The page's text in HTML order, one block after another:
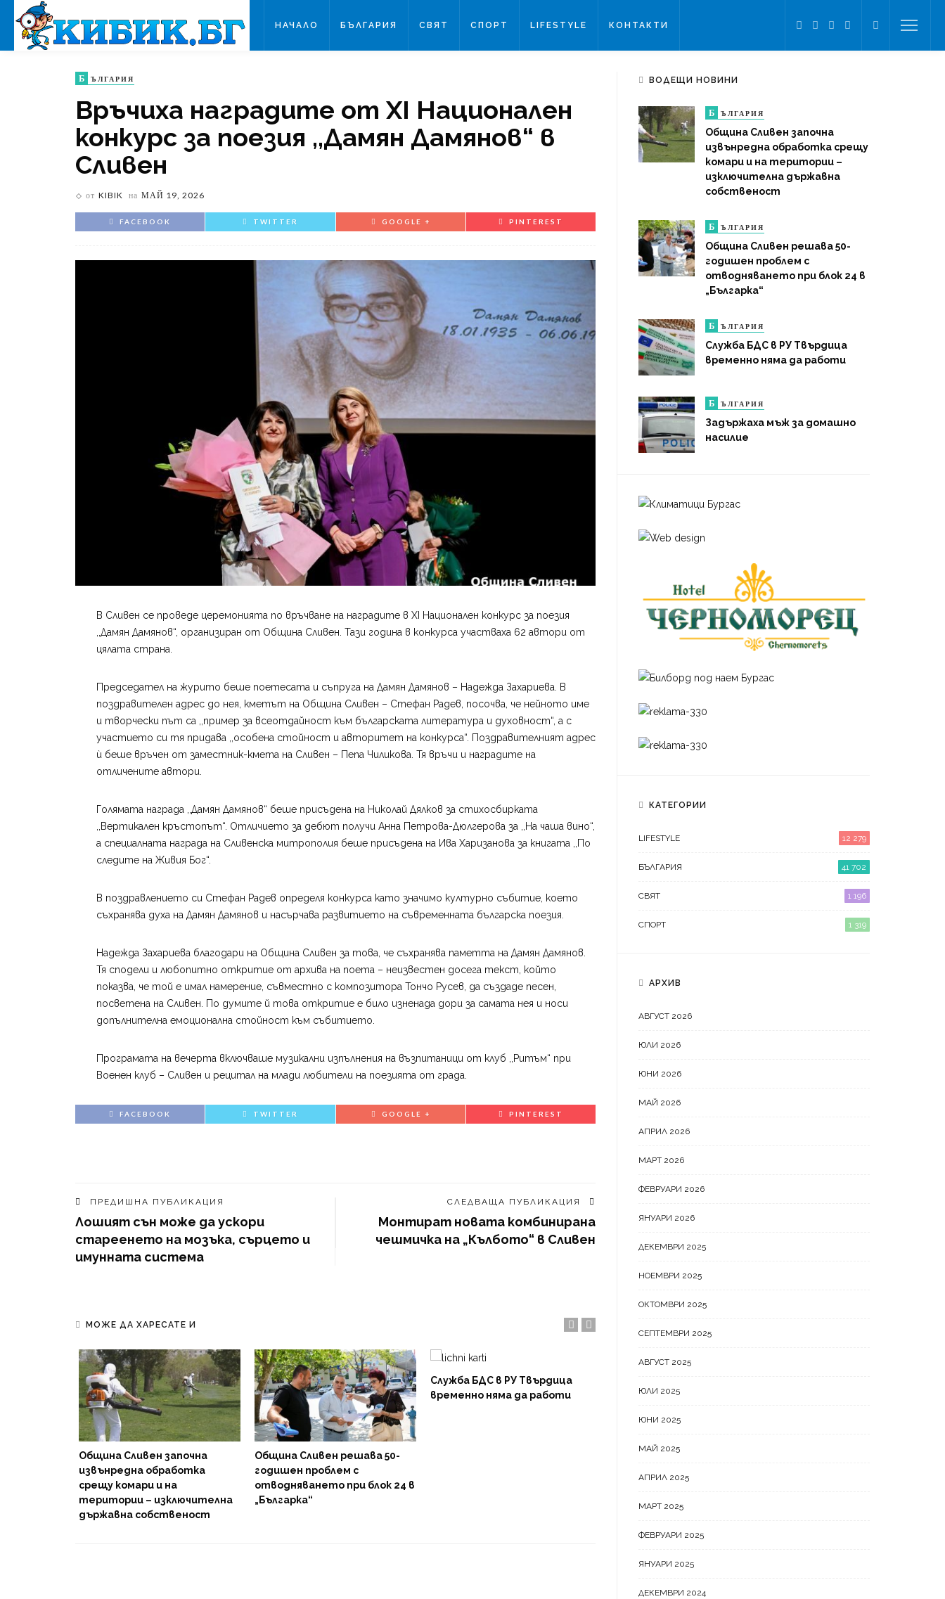
НАЧАЛО БЪЛГАРИЯ СВЯТ СПОРТ LIFESTYLE КОНТАКТИ
Б ЪЛГАРИЯ
Връчиха наградите от XI Национален
конкурс за поезия ,,Дамян Дамянов“ в
Сливен
от KIBIK на МАЙ 19, 2026
FACEBOOK TWITTER GOOGLE + PINTEREST
В Сливен се проведе церемонията по връчване на наградите в XI Национален конкурс за поезия
,,Дамян Дамянов“, организиран от Община Сливен. Тази година в конкурса участваха 62 автори от
цялата страна.
Председател на журито беше поетесата и съпруга на Дамян Дамянов – Надежда Захариева. В
поздравителен адрес до нея, кметът на Община Сливен – Стефан Радев, посочва, че нейното име
и творчески път са ,,пример за всеотдайност към българската литература и духовност“, а с
участието си тя придава ,,особена стойност и авторитет на конкурса“. Поздравителният адрес
ѝ беше връчен от заместник-кмета на Сливен – Пепа Чиликова. Тя връчи и наградите на
отличените автори.
Голямата награда ,,Дамян Дамянов“ беше присъдена на Николай Дялков за стихосбирката
,,Вертикален кръстопът“. Отличието за дебют получи Анна Петрова-Дюлгерова за ,,На чаша вино“,
а специалната награда на Сливенска митрополия беше присъдена на Ива Харизанова за книгата ,,По
следите на Живия Бог“.
В поздравлението си Стефан Радев определя конкурса като значимо културно събитие, което
съхранява духа на Дамян Дамянов и насърчава развитието на съвременната българска поезия.
Надежда Захариева благодари на Община Сливен за това, че съхранява паметта на Дамян Дамянов.
Тя сподели и любопитно откритие от архива на поета – неизвестен досега текст, който
показва, че той е имал намерение, съвместно с композитора Тончо Русев, да създаде песен,
посветена на Сливен. По думите й това откритие е било изненада дори за самата нея и носи
допълнителна емоционална стойност към събитието.
Програмата на вечерта включваше музикални изпълнения на възпитаници от клуб ,,Ритъм“ при
Военен клуб – Сливен и рецитал на млади любители на поезията от града.
FACEBOOK TWITTER GOOGLE + PINTEREST
ПРЕДИШНА ПУБЛИКАЦИЯ
Лошият сън може да ускори
стареенето на мозъка, сърцето и
имунната система
СЛЕДВАЩА ПУБЛИКАЦИЯ
Монтират новата комбинирана
чешмичка на „Кълбото“ в Сливен
МОЖЕ ДА ХАРЕСАТЕ И
Община Сливен започна
извънредна обработка
срещу комари и на
територии – изключителна
държавна собственост
Община Сливен решава 50-
годишен проблем с
отводняването при блок 24 в
„Българка“
Служба БДС в РУ Твърдица
временно няма да работи
Задържаха мъж за домашно
ВОДЕЩИ НОВИНИ
Б ЪЛГАРИЯ
Община Сливен започна
извънредна обработка срещу
комари и на територии –
изключителна държавна
собственост
Б ЪЛГАРИЯ
Община Сливен решава 50-
годишен проблем с
отводняването при блок 24 в
„Българка“
Б ЪЛГАРИЯ
Служба БДС в РУ Твърдица
временно няма да работи
Б ЪЛГАРИЯ
Задържаха мъж за домашно
насилие
КАТЕГОРИИ
LIFESTYLE 12 279
БЪЛГАРИЯ 41 702
СВЯТ 1 196
СПОРТ 1 319
АРХИВ
АВГУСТ 2026
ЮЛИ 2026
ЮНИ 2026
МАЙ 2026
АПРИЛ 2026
МАРТ 2026
ФЕВРУАРИ 2026
ЯНУАРИ 2026
ДЕКЕМВРИ 2025
НОЕМВРИ 2025
ОКТОМВРИ 2025
СЕПТЕМВРИ 2025
АВГУСТ 2025
ЮЛИ 2025
ЮНИ 2025
МАЙ 2025
АПРИЛ 2025
МАРТ 2025
ФЕВРУАРИ 2025
ЯНУАРИ 2025
ДЕКЕМВРИ 2024